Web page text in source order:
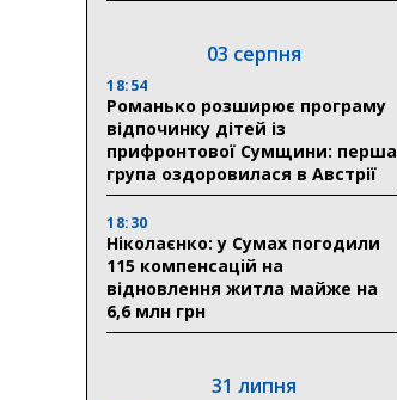
03 серпня
18:54
Романько розширює програму
відпочинку дітей із
прифронтової Сумщини: перша
група оздоровилася в Австрії
18:30
Ніколаєнко: у Сумах погодили
115 компенсацій на
відновлення житла майже на
6,6 млн грн
31 липня